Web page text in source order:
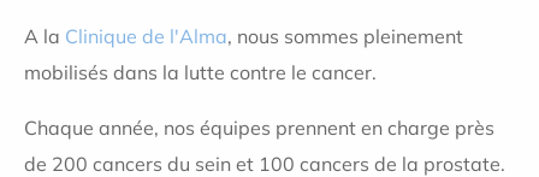
A la Clinique de l'Alma, nous sommes pleinement
mobilisés dans la lutte contre le cancer.
Chaque année, nos équipes prennent en charge près
de 200 cancers du sein et 100 cancers de la prostate.